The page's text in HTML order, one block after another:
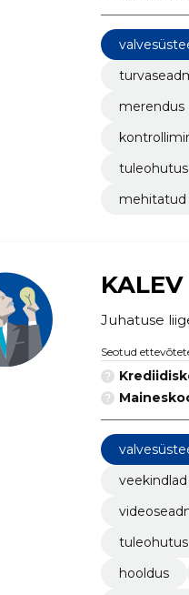
merendus
mehitatud
Juhatuse
Seotud
hooldus